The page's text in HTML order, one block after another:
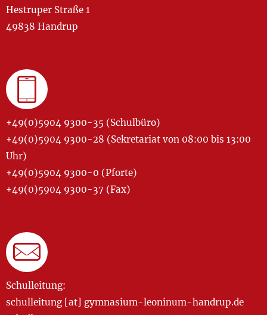
Hestruper Straße 1
49838 Handrup
+49(0)5904 9300-35 (Schulbüro)
+49(0)5904 9300-28 (Sekretariat von 08:00 bis 13:00
Uhr)
+49(0)5904 9300-0 (Pforte)
+49(0)5904 9300-37 (Fax)
Schulleitung:
schulleitung [at] gymnasium-leoninum-handrup.de